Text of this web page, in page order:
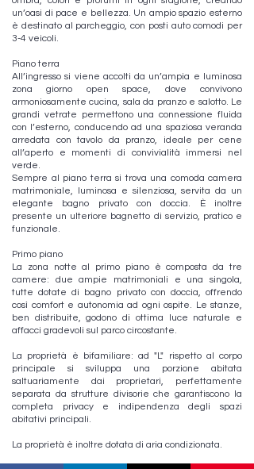
un’oasi di pace e bellezza. Un ampio spazio esterno
è destinato al parcheggio, con posti auto comodi per
3-4 veicoli.
Piano terra
All’ingresso si viene accolti da un’ampia e luminosa
zona giorno open space, dove convivono
armoniosamente cucina, sala da pranzo e salotto. Le
grandi vetrate permettono una connessione fluida
con l’esterno, conducendo ad una spaziosa veranda
arredata con tavolo da pranzo, ideale per cene
all’aperto e momenti di convivialità immersi nel
verde.
Sempre al piano terra si trova una comoda camera
matrimoniale, luminosa e silenziosa, servita da un
elegante bagno privato con doccia. È inoltre
presente un ulteriore bagnetto di servizio, pratico e
funzionale.
Primo piano
La zona notte al primo piano è composta da tre
camere: due ampie matrimoniali e una singola,
tutte dotate di bagno privato con doccia, offrendo
così comfort e autonomia ad ogni ospite. Le stanze,
ben distribuite, godono di ottima luce naturale e
affacci gradevoli sul parco circostante.
La proprietà è bifamiliare: ad "L" rispetto al corpo
principale si sviluppa una porzione abitata
saltuariamente dai proprietari, perfettamente
separata da strutture divisorie che garantiscono la
completa privacy e indipendenza degli spazi
abitativi principali.
La proprietà è inoltre dotata di aria condizionata.